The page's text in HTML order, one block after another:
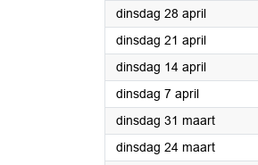
dinsdag 28 april2026
dinsdag 21 april2026
dinsdag 14 april2026
dinsdag 7 april2026
dinsdag 31 maart2026
dinsdag 24 maart2026